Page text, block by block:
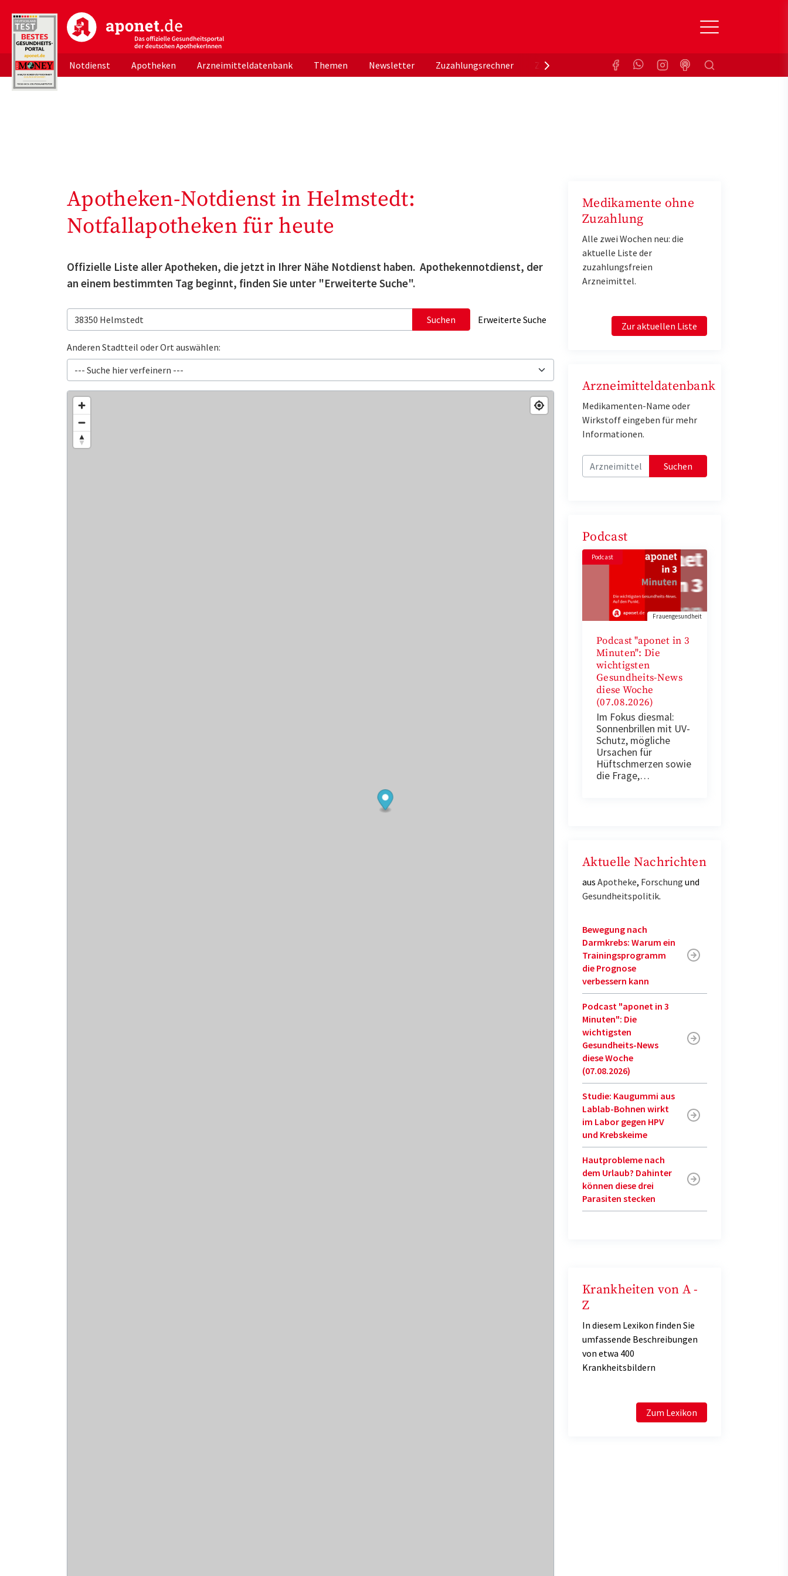
aponet.de - Das offizielle Gesundheitsportal der deutschen ApothekerInnen
Notdienst Apotheken Arzneimitteldatenbank Themen Newsletter Zuzahlungsrechner Zuzahlungsbefreiung KrankenkasseSuchen
Apotheken-Notdienst in Helmstedt:
Notfallapotheken für heute
Offizielle Liste aller Apotheken, die jetzt in Ihrer Nähe Notdienst haben. Apothekennotdienst, der
an einem bestimmten Tag beginnt, finden Sie unter "Erweiterte Suche".
Suchen Erweiterte Suche
Anderen Stadtteil oder Ort auswählen:
Medikamente ohne
Zuzahlung
Alle zwei Wochen neu: die
aktuelle Liste der
zuzahlungsfreien
Arzneimittel.
Zur aktuellen Liste
Arzneimitteldatenbank
Medikamenten-Name oder
Wirkstoff eingeben für mehr
Informationen.
Suchen
Podcast
Podcast
Frauengesundheit
Podcast "aponet in 3
Minuten": Die
wichtigsten
Gesundheits-News
diese Woche
(07.08.2026)
Im Fokus diesmal:
Sonnenbrillen mit UV-
Schutz, mögliche
Ursachen für
Hüftschmerzen sowie
die Frage,…
Aktuelle Nachrichten
aus Apotheke, Forschung und
Gesundheitspolitik.
Bewegung nach
Darmkrebs: Warum ein
Trainingsprogramm
die Prognose
verbessern kann
Podcast "aponet in 3
Minuten": Die
wichtigsten
Gesundheits-News
diese Woche
(07.08.2026)
Studie: Kaugummi aus
Lablab-Bohnen wirkt
im Labor gegen HPV
und Krebskeime
Hautprobleme nach
dem Urlaub? Dahinter
können diese drei
Parasiten stecken
Krankheiten von A -
Z
In diesem Lexikon finden Sie
umfassende Beschreibungen
von etwa 400
Krankheitsbildern
Zum Lexikon